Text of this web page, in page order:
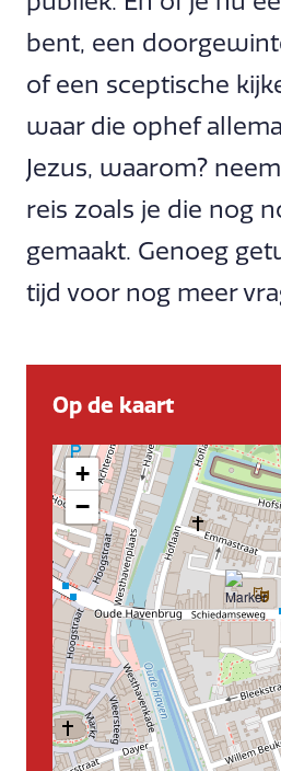
bent, een
of een sceptische
waar die ophef
Jezus, waarom?
reis zoals je die nog
gemaakt. Genoeg
tijd voor nog meer
Op de kaart
+
−